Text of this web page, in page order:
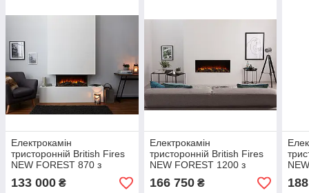
Електрокамін
тристоронній British Fires
NEW FOREST 870 з
обігрівом
133 000 ₴
Електрокамін
тристоронній British Fires
NEW FOREST 1200 з
обігрівом
166 750₴